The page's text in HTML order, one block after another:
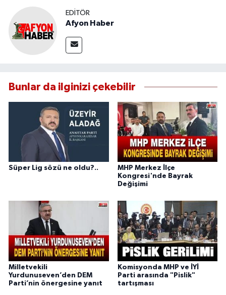
EDITÖR
Afyon Haber
Bunlar da ilginizi çekebilir
Süper Lig sözü ne oldu?..
MHP Merkez İlçe
Kongresi'nde Bayrak
Değişimi
Milletvekili
Yurdunuseven’den DEM
Parti’nin önergesine yanıt
Komisyonda MHP ve İYİ
Parti arasında "Pislik"
tartışması